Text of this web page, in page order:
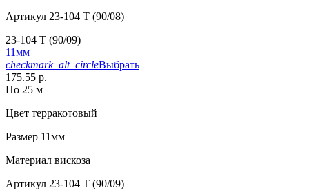
Артикул 23-104 T (90/08)
23-104 T (90/09)
11мм
checkmark_alt_circleВыбрать
175.55 р.
По 25 м
Цвет терракотовый
Размер 11мм
Материал вискоза
Артикул 23-104 T (90/09)